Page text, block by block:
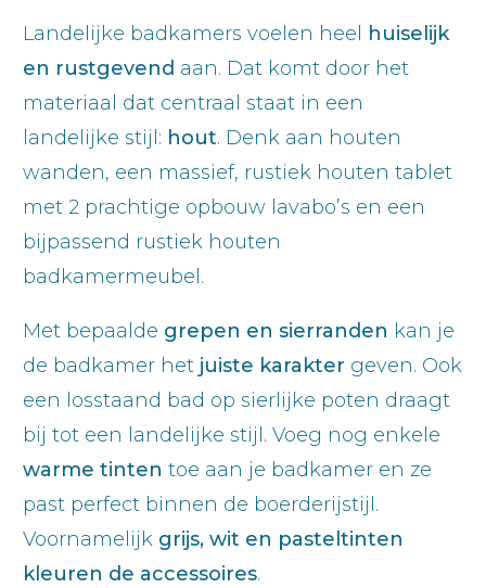
Landelijke badkamers voelen heel
huiselijk
en rustgevend aan. Dat komt door het
materiaal dat centraal staat in een
landelijke stijl: hout. Denk aan houten
wanden, een massief, rustiek houten tablet
met 2 prachtige opbouw lavabo’s en een
bijpassend rustiek houten
badkamermeubel.
Met bepaalde grepen en sierranden kan je
de badkamer het juiste karakter geven. Ook
een losstaand bad op sierlijke poten draagt
bij tot een landelijke stijl. Voeg nog enkele
warme tinten toe aan je badkamer en ze
past perfect binnen de boerderijstijl.
Voornamelijk grijs, wit en pasteltinten
kleuren de accessoires.